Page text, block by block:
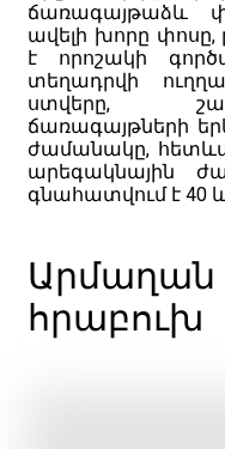
ճառագայթաձև
ավելի խորը փոսը,
է որոշակի
տեղադրվի
ստվերը,
ճառագայթների
ժամանակը,
արեգակնային
գնահատվում է 40
Արմաղան
հրաբուխ